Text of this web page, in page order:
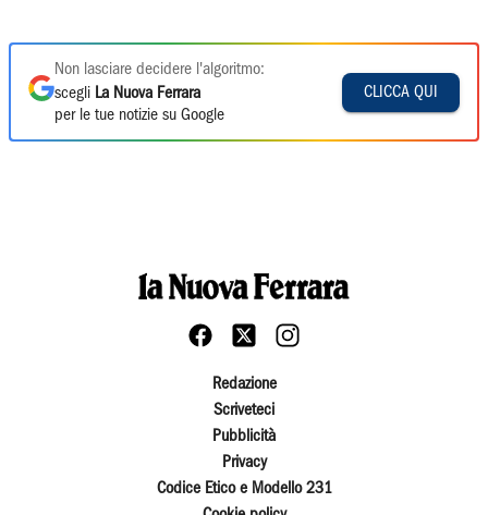
Non lasciare decidere l'algoritmo:
scegli La Nuova Ferrara
per le tue notizie su Google
CLICCA QUI
Redazione
Scriveteci
Pubblicità
Privacy
Codice Etico e Modello 231